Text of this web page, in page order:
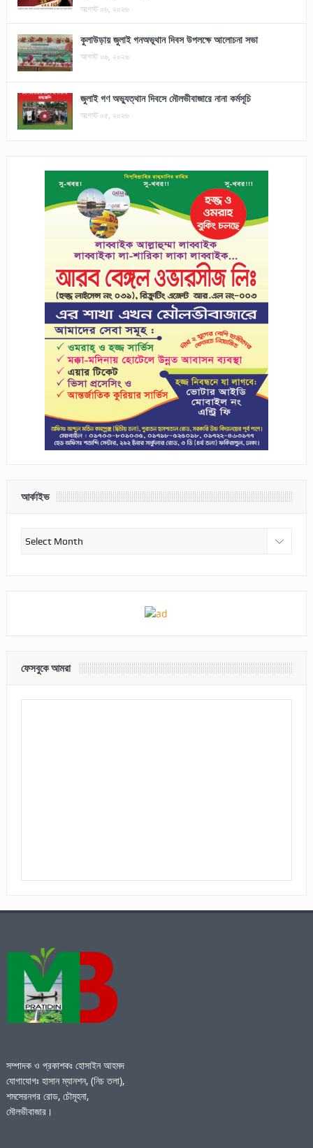
আগস্ট ০৬, ২০২৬
কুলাউড়ায় জুলাই গনঅভূথান দিবস উপলক্ষে আলোচনা সভা
আগস্ট ০৬, ২০২৬
জুলাই গণ অভ্যুত্থান দিবসে মৌলভীবাজারে নানা কর্মসূচি
আগস্ট ০৫, ২০২৬
আর্কাইভ
আর্কাইভ
ফেসবুকে আমরা
সম্পাদক ও প্রকাশকঃ হোসাইন আহমদ
যোগাযোগঃ হাসান ম্যানশন, (নিচ তলা),
শমসেরনগর রোড, চৌমূহনা,
মৌলভীবাজার।